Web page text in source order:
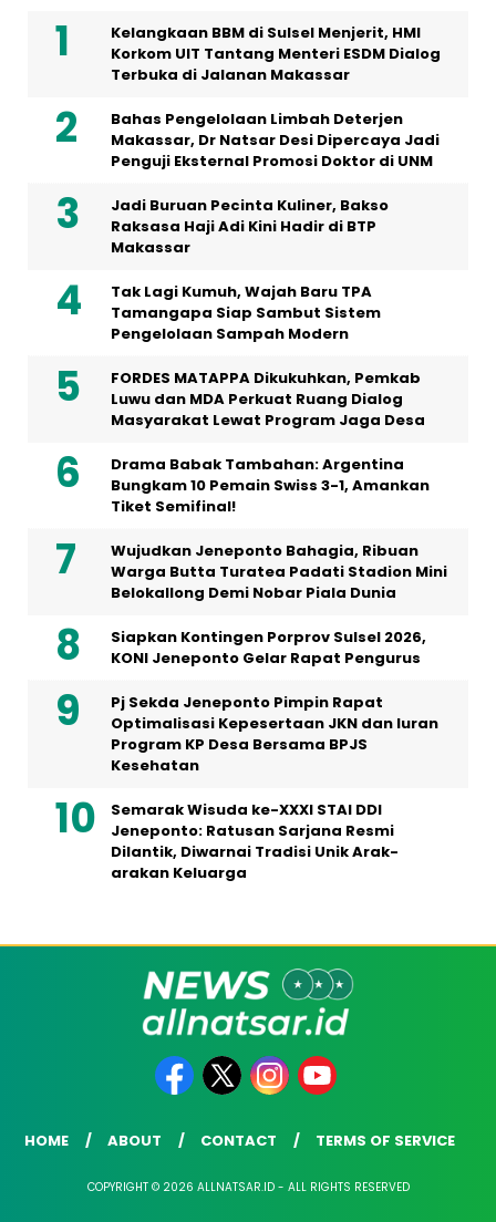
Kelangkaan BBM di Sulsel Menjerit, HMI
Korkom UIT Tantang Menteri ESDM Dialog
Terbuka di Jalanan Makassar
Bahas Pengelolaan Limbah Deterjen
Makassar, Dr Natsar Desi Dipercaya Jadi
Penguji Eksternal Promosi Doktor di UNM
Jadi Buruan Pecinta Kuliner, Bakso
Raksasa Haji Adi Kini Hadir di BTP
Makassar
Tak Lagi Kumuh, Wajah Baru TPA
Tamangapa Siap Sambut Sistem
Pengelolaan Sampah Modern
FORDES MATAPPA Dikukuhkan, Pemkab
Luwu dan MDA Perkuat Ruang Dialog
Masyarakat Lewat Program Jaga Desa
Drama Babak Tambahan: Argentina
Bungkam 10 Pemain Swiss 3-1, Amankan
Tiket Semifinal!
Wujudkan Jeneponto Bahagia, Ribuan
Warga Butta Turatea Padati Stadion Mini
Belokallong Demi Nobar Piala Dunia
Siapkan Kontingen Porprov Sulsel 2026,
KONI Jeneponto Gelar Rapat Pengurus
Pj Sekda Jeneponto Pimpin Rapat
Optimalisasi Kepesertaan JKN dan Iuran
Program KP Desa Bersama BPJS
Kesehatan
Semarak Wisuda ke-XXXI STAI DDI
Jeneponto: Ratusan Sarjana Resmi
Dilantik, Diwarnai Tradisi Unik Arak-
arakan Keluarga
HOME ABOUT CONTACT TERMS OF SERVICE
COPYRIGHT © 2026 ALLNATSAR.ID - ALL RIGHTS RESERVED